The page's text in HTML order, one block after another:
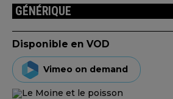
GÉNÉRIQUE
Disponible en VOD
Vimeo on demand